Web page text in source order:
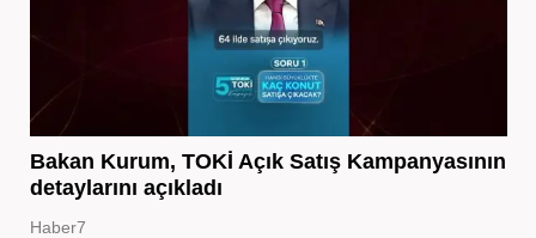
Bakan Kurum, TOKİ Açık Satış Kampanyasının
detaylarını açıkladı
Haber7